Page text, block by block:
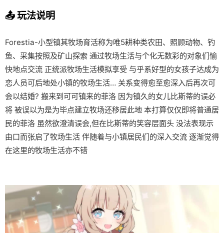
📤 玩法说明
Forestia-小型镇其牧场育活称为唯5耕种类农田、照顾动物、钓
鱼、采集按照及矿山探索 通过牧场生活与个化无数彩的对象们愉
快地点交流 正统派牧场生活模拟享受 与乎系好型的女孩子达成为
恋人员可后地处小镇的牧场生活… 关系变得愈至愈深入后再次可
会以结婚? 搬来到可可镇来的菲洛 因为镇久的女儿比斯蒂的误必
将 被误以为是为毕点建立牧场还移居此地 本打算仅仅即将普通居
民的菲洛 虽然欲澄清误会,但在比斯蒂的笑容层面头 没法表现示
由口而张启了牧场生活 伴随着与小镇居民们的深入交流 逐渐觉得
在这里的牧场生活亦不错